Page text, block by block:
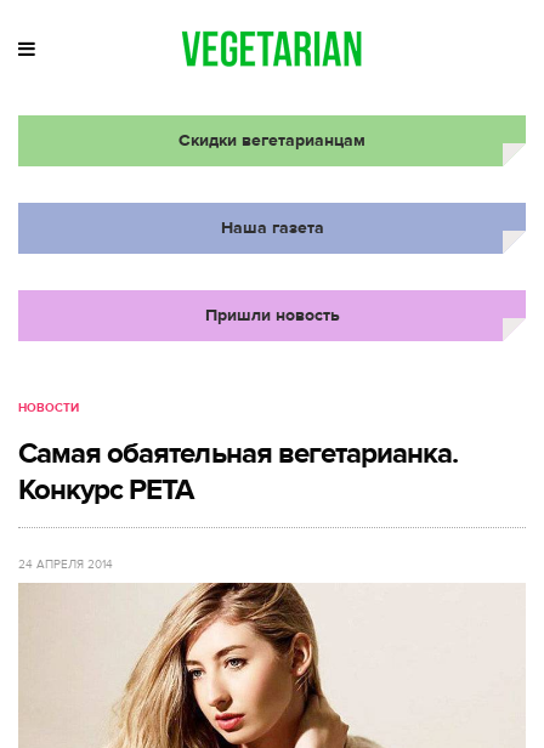
Скидки вегетарианцам
Наша газета
Пришли новость
НОВОСТИ
Самая обаятельная вегетарианка.
Конкурс РЕТА
24 АПРЕЛЯ 2014